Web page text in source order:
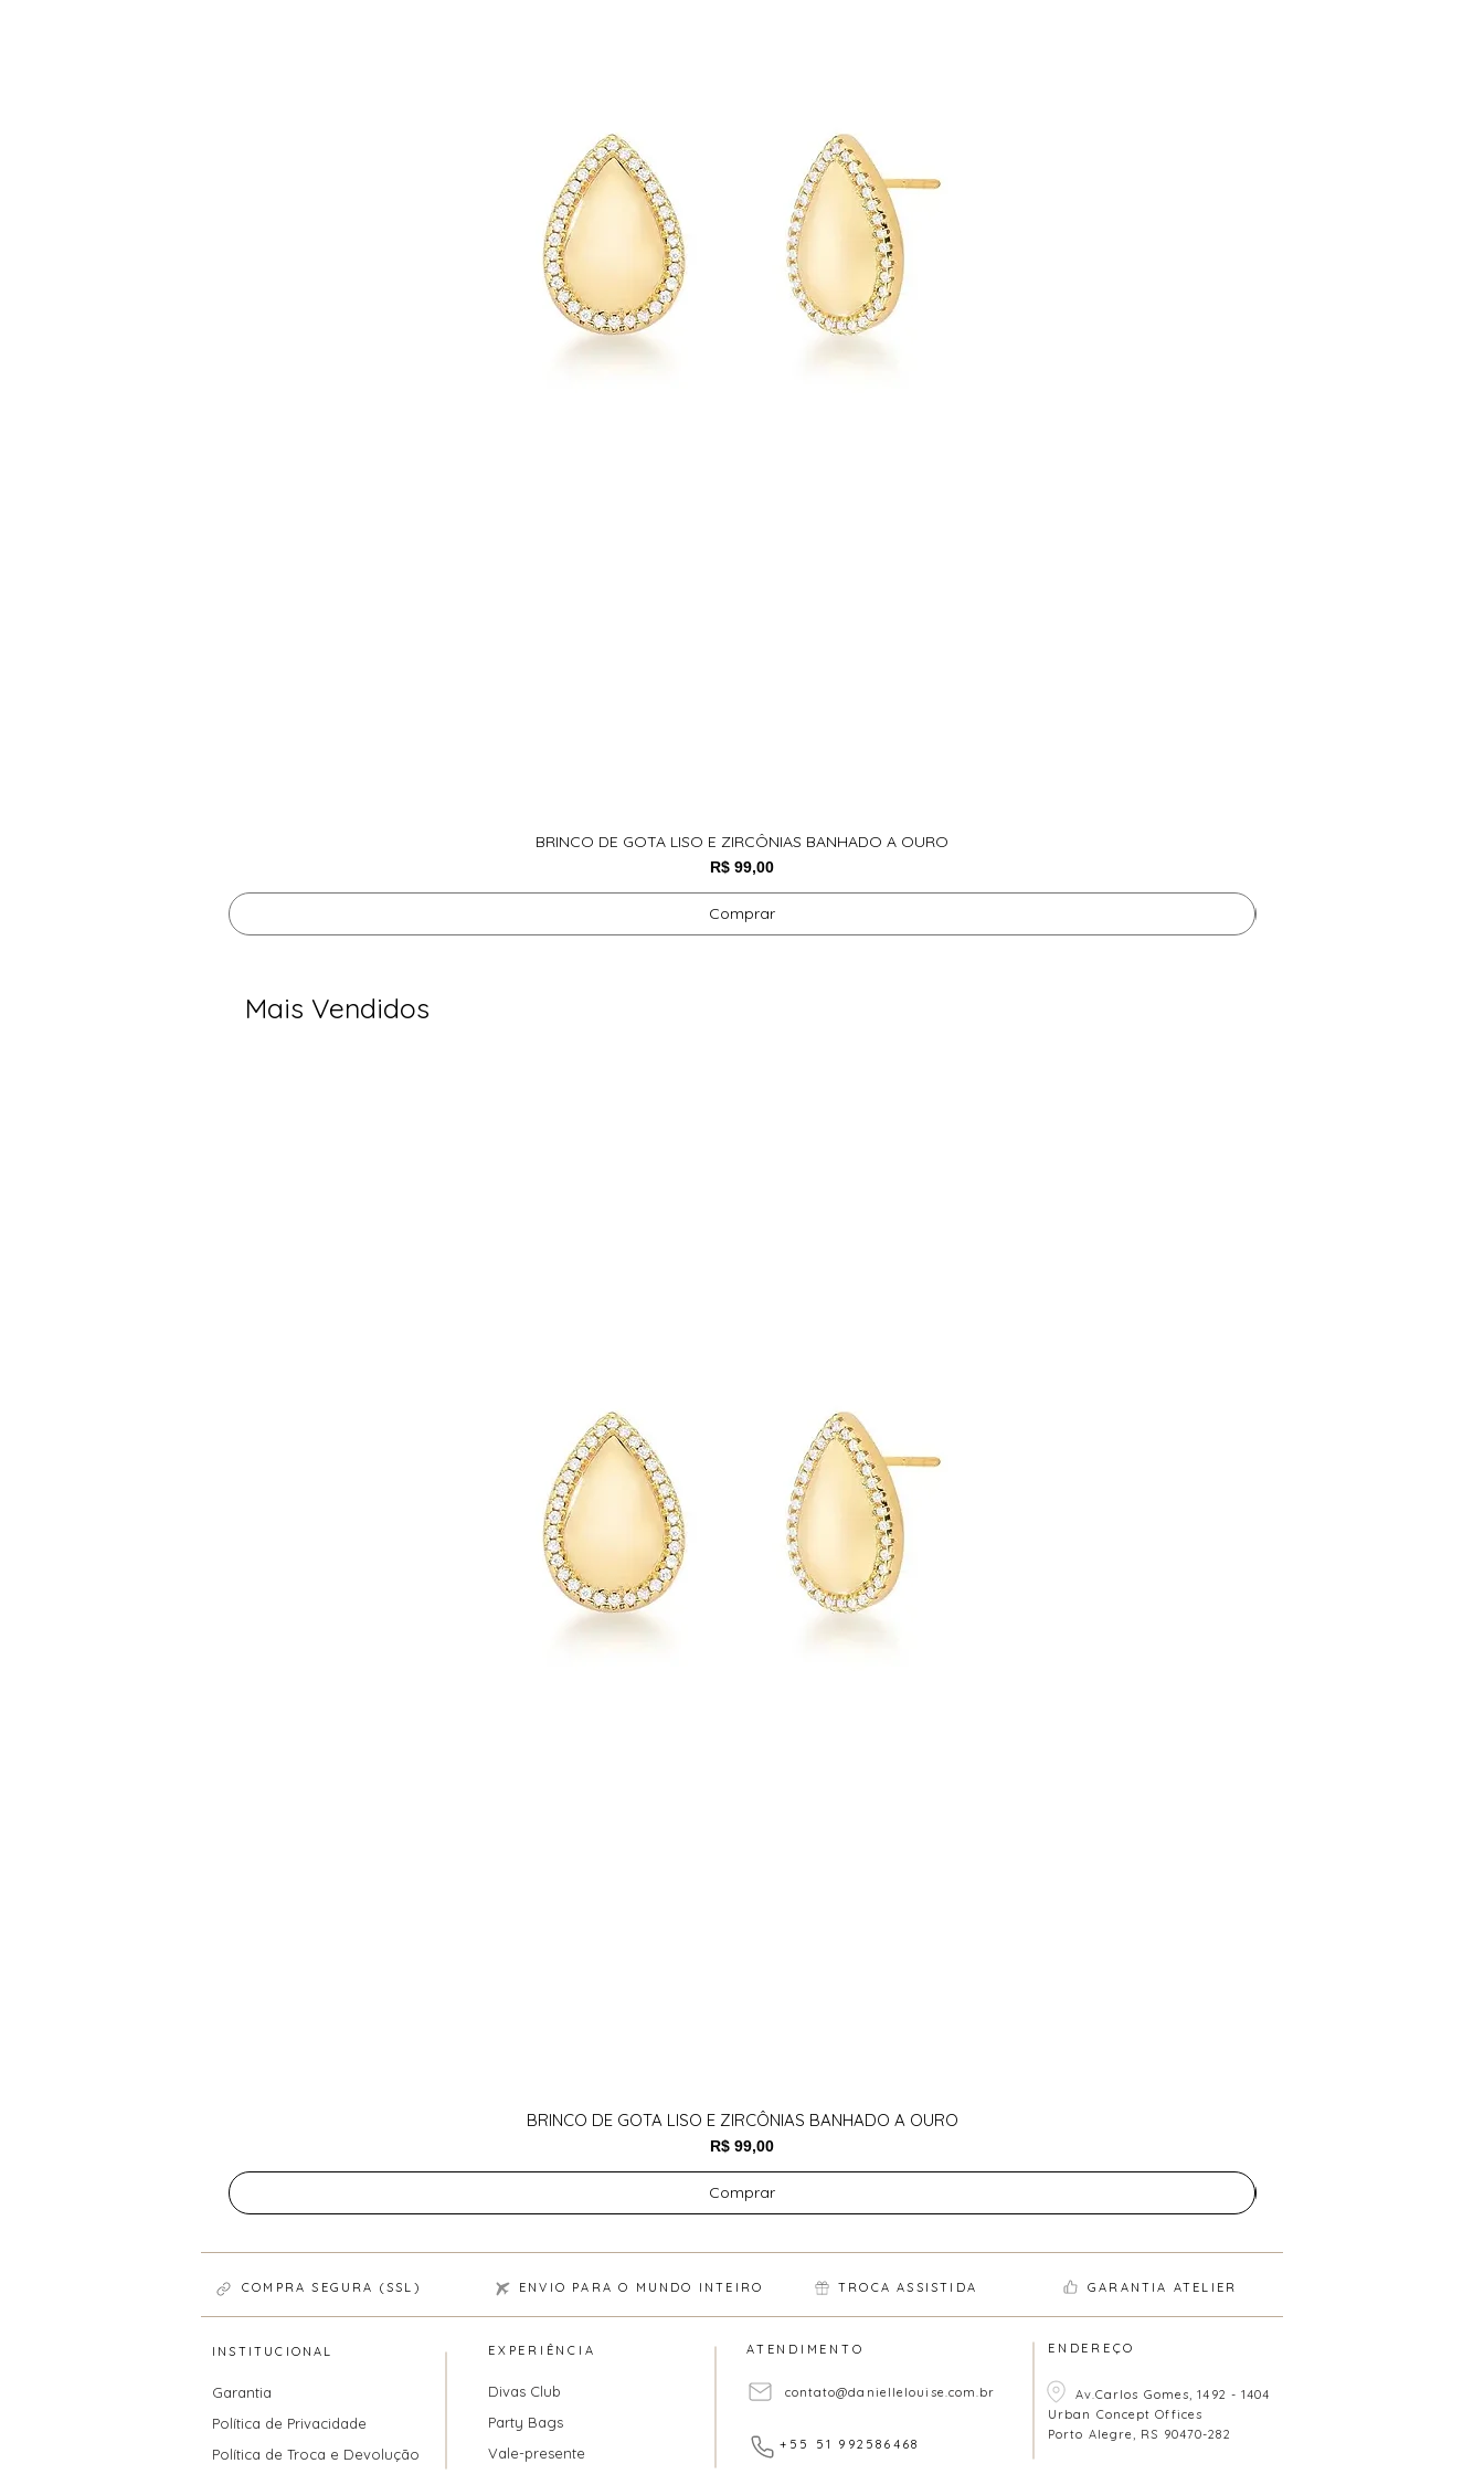
BRINCO DE GOTA LISO E ZIRCÔNIAS BANHADO A OURO
Preço
R$ 99,00
Comprar
Mais Vendidos
BRINCO DE GOTA LISO E ZIRCÔNIAS BANHADO A OURO
Preço
R$ 99,00
Comprar
COMPRA SEGURA (SSL) ENVIO PARA O MUNDO INTEIRO TROCA ASSISTIDA GARANTIA ATELIER
INSTITUCIONAL EXPERIÊNCIA
Garantia
Política de Privacidade
Política de Troca e Devolução
Divas Club
Party Bags
Vale-presente
ATENDIMENTO ENDEREÇO
Av.Carlos Gomes, 1492 - 1404
Urban Concept Offices
Porto Alegre, RS 90470-282
contato@daniellelouise.com.br
+55 51 992586468